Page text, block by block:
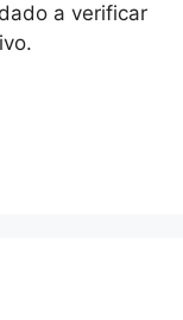
a verificar